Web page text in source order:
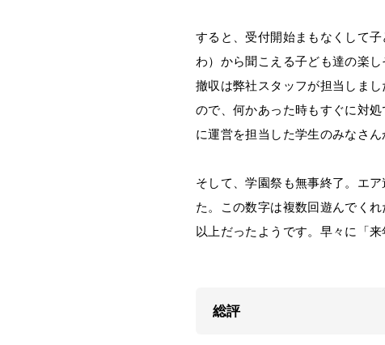
すると、受付開始まもなくして
わ）から聞こえる子ども達の楽
撤収は弊社スタッフが担当しま
ので、何かあった時もすぐに対
に運営を担当した学生のみなさ
そして、学園祭も無事終了。エ
た。この数字は複数回遊んでく
以上だったようです。早々に「
総評